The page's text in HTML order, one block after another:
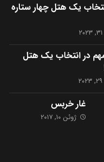
یک هتل چهار ستاره
مهم در انتخاب یک هتل
غار خربس
ژوئن ۱۰, ۲۰۱۷